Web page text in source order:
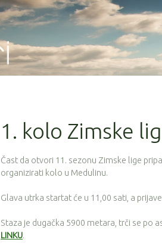
1. kolo Zimske
Čast da otvori 11. sezonu Zimske lige
organizirati kolo u Medulinu.
Glava utrka startat će u 11,00 sati, a
Staza je dugačka 5900 metara, trči se po
LINKU.